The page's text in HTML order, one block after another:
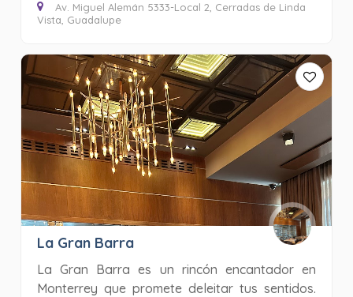
Av. Miguel Alemán 5333-Local 2, Cerradas de Linda
Vista, Guadalupe
La Gran Barra
La Gran Barra es un rincón encantador en
Monterrey que promete deleitar tus sentidos.